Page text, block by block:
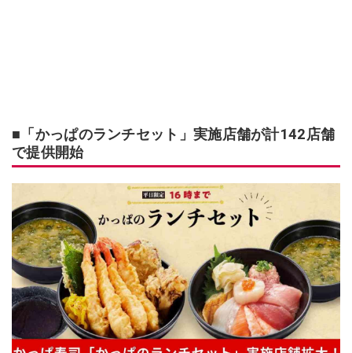
■「かっぱのランチセット」実施店舗が計142店舗
で提供開始